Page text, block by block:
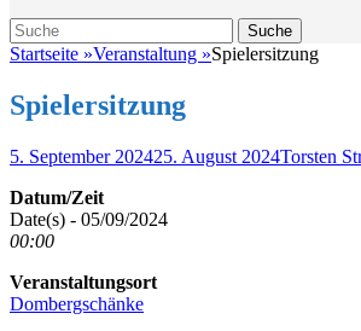
Suche
Suche
nach:
Startseite »Veranstaltung »Spielersitzung
Spielersitzung
Veröffentlicht
5. September 202425. August 2024Autor
Torsten
Datum/Zeit
Date(s) - 05/09/2024
00:00
Veranstaltungsort
Dombergschänke